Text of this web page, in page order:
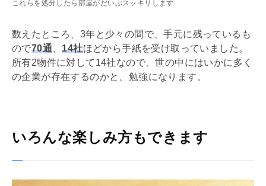
これらを処分したら部屋がだいぶスッキリします
数えたところ、3年と少々の間で、手元に残っているも
ので70通 、14社ほどから手紙を受け取っていました。
所有2物件に対して14社なので、世の中にはいかに多く
の企業が存在するのかと、勉強になります。
いろんな楽しみ方もできます